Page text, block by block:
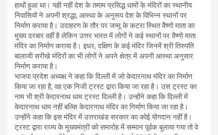
हाथों हुआ था। यही नहीं देश के तमाम प्रसिद्ध धामों के मंदिरों का स्थानीय
निवासियों ने अपनी श्रद्धा, आस्था के अनुरूप देश के विभिन्न स्थानों पर
निर्माण कराया है। उदाहरण के तौर पर जम्मू के कटरा स्थित वैष्णो माता का
मुख्य दरबार वहीं है लेकिन उत्तर भारत में लोगों ने कई स्थानों पर वैष्णो माता
मंदिर का निर्माण कराया है। इधर, दक्षिण के कई मंदिर जिनमें श्री तिरुपति
बालाजी सरीखे मंदिरों का भी लोगों ने अपने क्षेत्र में अपनी आस्था अनुसार
निर्माण कराया है।
भाजपा प्रदेश अध्यक्ष ने कहा कि दिल्ली में जो केदारनाथ मंदिर का निर्माण
किया जा रहा है, वह एक निजी ट्रस्ट द्वारा किया जा रहा है। उस ट्रस्ट का
नाम भी श्री केदारनाथ धाम ट्रस्ट दिल्ली है। उन्होंने कहा कि दिल्ली में
केदारनाथ धाम नहीं बल्कि केदारनाथ मंदिर का निर्माण किया जा रहा है।
उन्होंने कहा कि इस मंदिर में उत्तराखंड सरकार का कोई योगदान नहीं है।
ट्रस्ट द्वारा राज्य के मुख्यमंत्री को समारोह में सम्मान पूर्वक बुलाया गया तो वे